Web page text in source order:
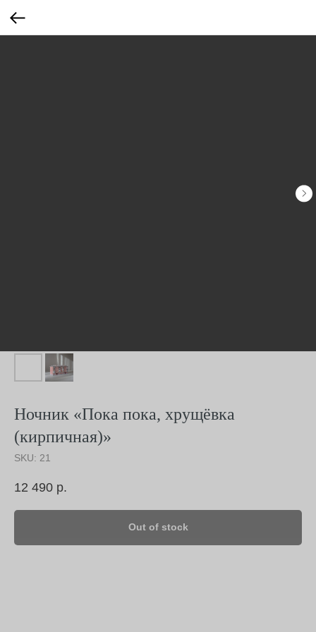
Ночник «Пока пока, хрущёвка
(кирпичная)»
SKU: 21
12 490 р.
Out of stock